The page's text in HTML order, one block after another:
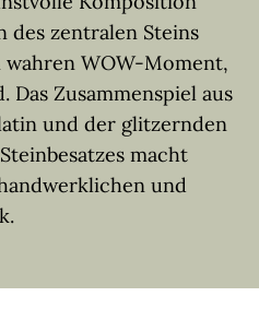
des zentralen Steins
WOW-Moment,
Das Zusammenspiel aus
und der glitzernden
macht
und